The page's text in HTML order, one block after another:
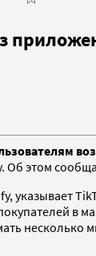
Об этом
в